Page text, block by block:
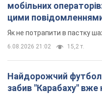
мобільних
цими
Як не потрапити в пастку
6.08.2026 21:02 15,2 т.
Найдорожчий
забив "Карабаху" вже